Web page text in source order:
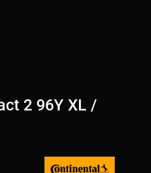
2 96Y XL /